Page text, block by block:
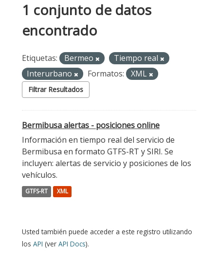
1 conjunto de datos
encontrado
Etiquetas: Bermeo
Tiempo real
Interurbano
Formatos: XML
Filtrar Resultados
Bermibusa alertas - posiciones online
Información en tiempo real del servicio de
Bermibusa en formato GTFS-RT y SIRI. Se
incluyen: alertas de servicio y posiciones de los
vehículos.
GTFS-RT XML
Usted también puede acceder a este registro utilizando
los API (ver API Docs).